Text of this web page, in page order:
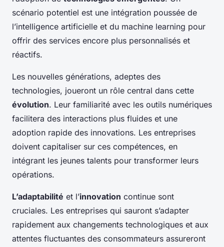
scénario potentiel est une intégration poussée de
l’intelligence artificielle et du machine learning pour
offrir des services encore plus personnalisés et
réactifs.
Les nouvelles générations, adeptes des
technologies, joueront un rôle central dans cette
évolution. Leur familiarité avec les outils numériques
facilitera des interactions plus fluides et une
adoption rapide des innovations. Les entreprises
doivent capitaliser sur ces compétences, en
intégrant les jeunes talents pour transformer leurs
opérations.
L’adaptabilité et l’innovation continue sont
cruciales. Les entreprises qui sauront s’adapter
rapidement aux changements technologiques et aux
attentes fluctuantes des consommateurs assureront